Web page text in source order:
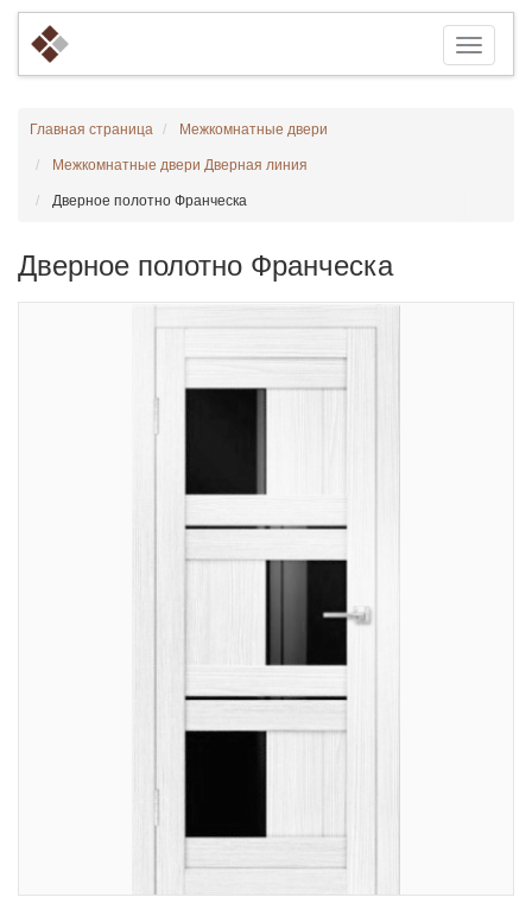
Главная страница Межкомнатные двери
Межкомнатные двери Дверная линия
Дверное полотно Франческа
Дверное полотно Франческа